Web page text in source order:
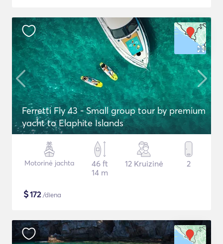
Ferretti Fly 43 - Small group tour by premium
yacht to Elaphite Islands
Motorinė jachta
46 ft
14 m
12 Kruizinė 2
$172/diena